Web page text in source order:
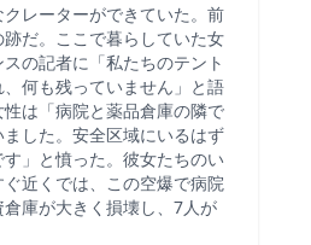
クレーターができていた。前
だ。ここで暮らしていた女
の記者に「私たちのテント
、何も残っていません」と語
性は「病院と薬品倉庫の隣で
した。安全区域にいるはず
す」と憤った。彼女たちのい
ぐ近くでは、この空爆で病院
庫が大きく損壊し、7人が